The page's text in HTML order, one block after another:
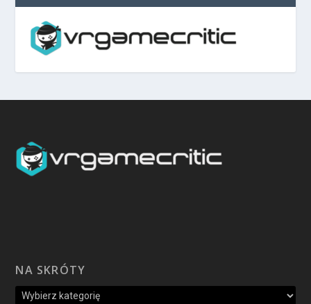
NA SKRÓTY